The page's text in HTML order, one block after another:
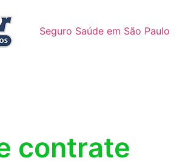
Seguro Saúde em São Paulo
contrate